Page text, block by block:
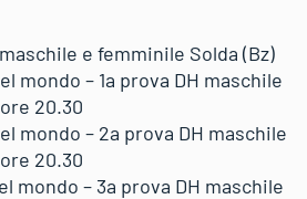
maschile e femminile Solda (Bz)
mondo – 1a prova DH maschile
20.30
mondo – 2a prova DH maschile
20.30
mondo – 3a prova DH maschile